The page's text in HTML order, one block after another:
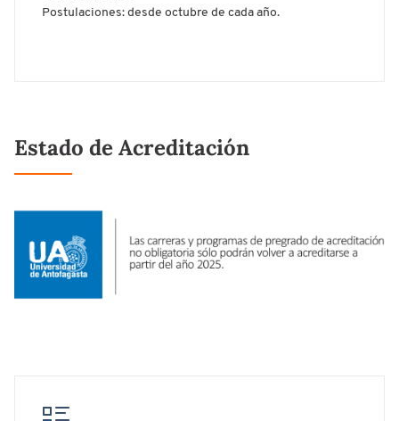
Postulaciones: desde octubre de cada año.
Estado de Acreditación